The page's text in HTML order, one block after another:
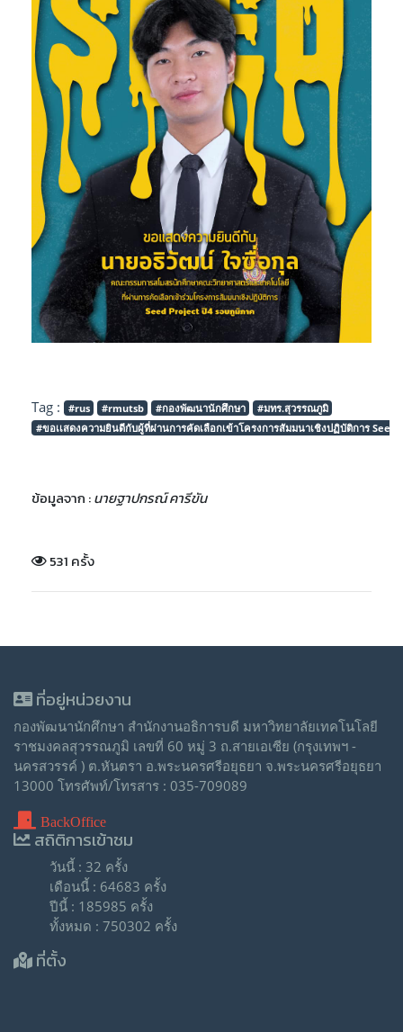
Tag : #rus #rmutsb #กองพัฒนานักศึกษา
#มทร.สุวรรณภูมิ
#ขอเเสดงความยินดีกับผู้ที่ผ่านการคัดเลือกเข้าโครงการสัมมนาเชิงปฏิบัติการ
ข้อมูลจาก :นายฐาปกรณ์ คารีขัน
531 ครั้ง
ที่อยู่หน่วยงาน
กองพัฒนานักศึกษา สำนักงานอธิการบดี มหาวิทยาลัยเทคโนโลยี
ราชมงคลสุวรรณภูมิ เลขที่ 60 หมู่ 3 ถ.สายเอเซีย (กรุงเทพฯ -
นครสวรรค์ ) ต.หันตรา อ.พระนครศรีอยุธยา จ.พระนครศรีอยุธยา
13000 โทรศัพท์/โทรสาร : 035-709089
BackOffice
สถิติการเข้าชม
วันนี้ : 32 ครั้ง
เดือนนี้ : 64683 ครั้ง
ปีนี้ : 185985 ครั้ง
ทั้งหมด : 750302 ครั้ง
ที่ตั้ง